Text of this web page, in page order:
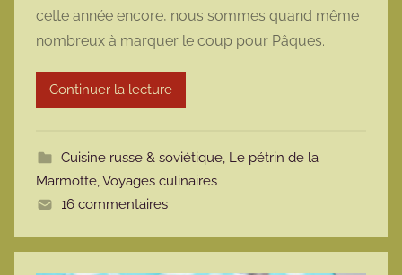
m
a
r
m
t
e
cette année encore, nous sommes quand même
nombreux à marquer le coup pour Pâques.
Continuer la lecture
Cuisine russe & soviétique, Le pétrin de la
Marmotte,Voyages culinaires
16 commentaires